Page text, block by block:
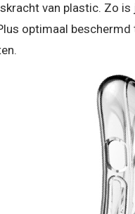
van plastic. Zo is
optimaal beschermd